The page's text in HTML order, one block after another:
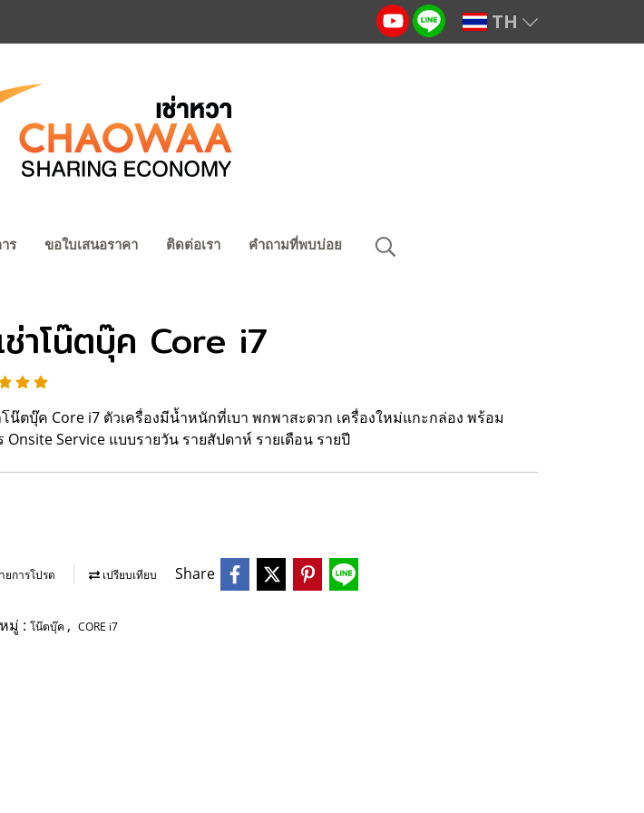
TH
ร ขอใบเสนอราคา ติดต่อเรา คำถามที่พบบ่อย
ช่าโน๊ตบุ๊ค Core i7
โน๊ตบุ๊ค Core i7 ตัวเครื่องมีน้ำหนักที่เบา พกพาสะดวก เครื่องใหม่แกะกล่อง พร้อม
Onsite Service แบบรายวัน รายสัปดาห์ รายเดือน รายปี
ยการโปรด เปรียบเทียบ Share
มู่ : โน๊ตบุ๊ค , CORE i7